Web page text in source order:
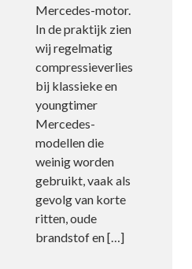
Mercedes-motor.
In de praktijk zien
wij regelmatig
compressieverlies
bij klassieke en
youngtimer
Mercedes-
modellen die
weinig worden
gebruikt, vaak als
gevolg van korte
ritten, oude
brandstof en[…]